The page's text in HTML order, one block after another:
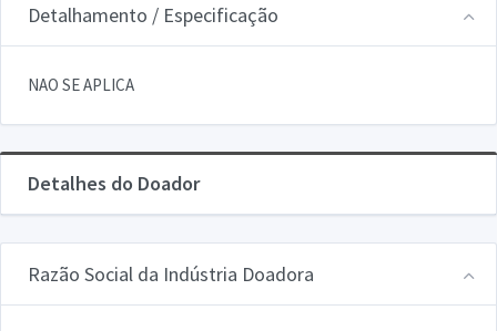
Detalhamento / Especificação
NAO SE APLICA
Detalhes do Doador
Razão Social da Indústria Doadora